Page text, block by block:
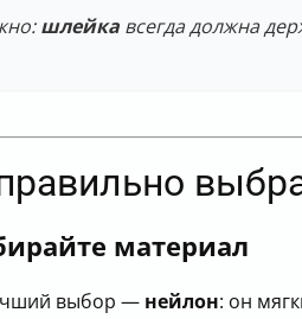
шлейка всегда должна
материал
выбор — нейлон: он